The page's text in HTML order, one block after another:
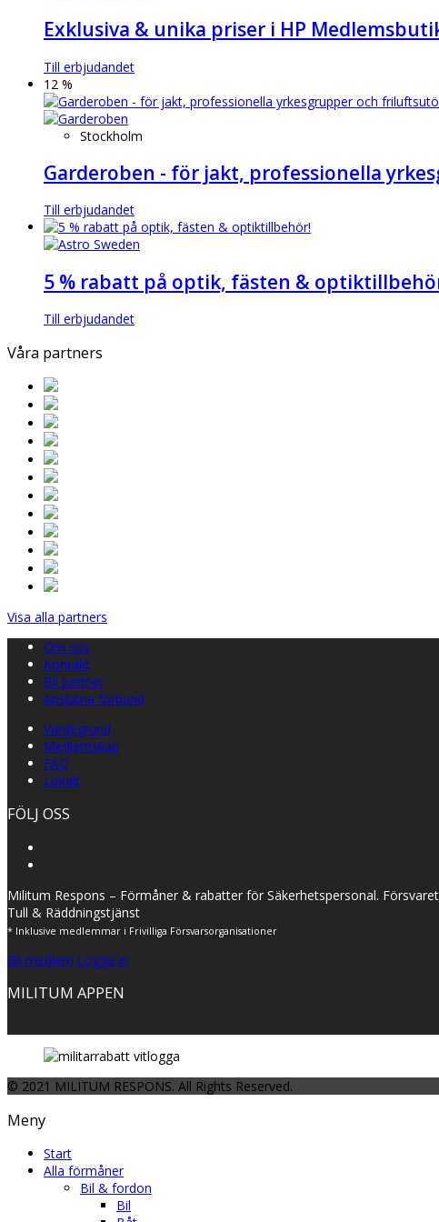
Exklusiva & unika priser i HP
Till erbjudandet
12 %
Stockholm
Garderoben - för jakt, professionella
Till erbjudandet
5 % rabatt på optik, fästen &
Till erbjudandet
Våra partners
Visa alla partners
Om oss
Kontakt
Bli partner
Anslutna förbund
Värdegrund
Medlemskap
FAQ
Lokalt
FÖLJ OSS
Militum Respons – Förmåner & rabatter för Säkerhetspersonal.
Tull & Räddningstjänst
* Inklusive medlemmar i Frivilliga Försvarsorganisationer
Bli medlem Logga in
MILITUM APPEN
© 2021 MILITUM RESPONS. All Rights Reserved.
Meny
Start
Alla förmåner
Bil & fordon
Bil